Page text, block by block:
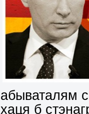
абываталям
хаця б